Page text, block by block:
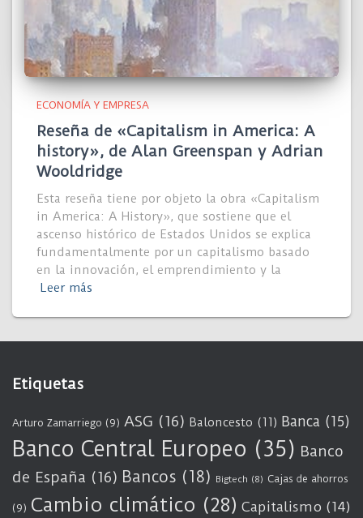
ECONOMÍA Y EMPRESA
Reseña de «Capitalism in America: A
history», de Alan Greenspan y Adrian
Wooldridge
Esta reseña tiene por objeto la obra «Capitalism
in America: A History», que sostiene que el
ascenso histórico de Estados Unidos se explica
fundamentalmente por un capitalismo basado
en la innovación, el emprendimiento y la
Leer más
Etiquetas
Arturo Zamarriego (9) ASG (16) Baloncesto (11) Banca (15)
Banco Central Europeo (35) Banco
de España (16) Bancos (18) Bigtech (8) Cajas de ahorros
(9) Cambio climático (28) Capitalismo (14)